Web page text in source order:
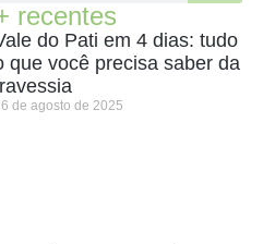
recentes
do Pati em 4 dias: tudo
que você precisa saber da
de agosto de 2025